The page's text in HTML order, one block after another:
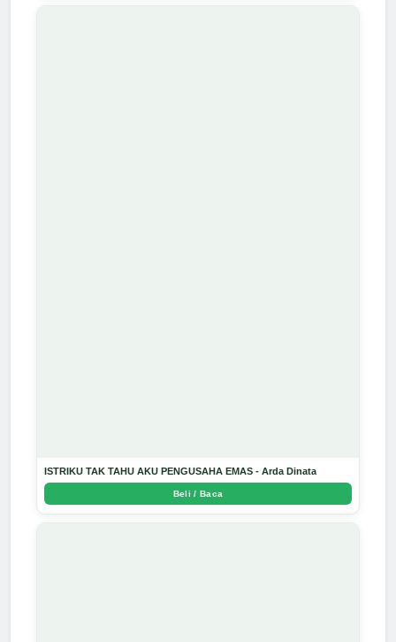
ISTRIKU TAK TAHU AKU PENGUSAHA EMAS - Arda Dinata
Beli / Baca